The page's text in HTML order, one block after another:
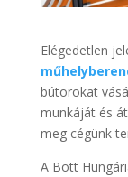
Elégedetlen
bútorokat
munkáját és
meg cégünk
A Bott